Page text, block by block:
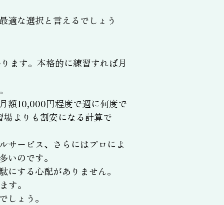
適な選択と言えるでしょう
ます。本格的に練習すれば月
額10,000円程度で週に何度で
よりも割安になる計算で
サービス、さらにはプロによ
のです。
する心配がありません。
す。
しょう。